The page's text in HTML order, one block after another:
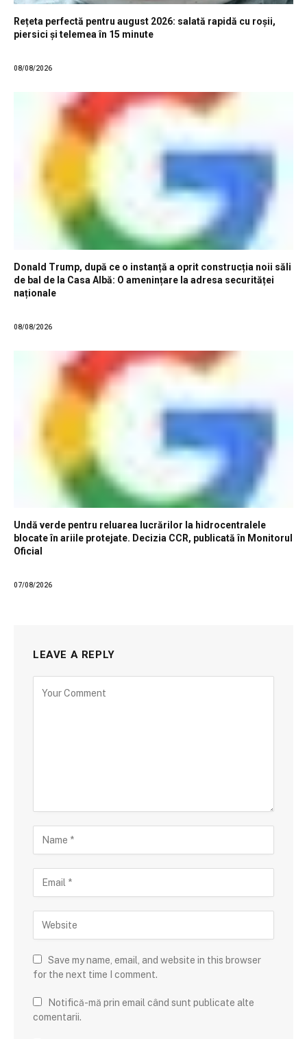
Rețeta perfectă pentru august 2026: salată rapidă cu roșii,
piersici și telemea în 15 minute
08/08/2026
Donald Trump, după ce o instanță a oprit construcția noii săli
de bal de la Casa Albă: O amenințare la adresa securităței
naționale
08/08/2026
Undă verde pentru reluarea lucrărilor la hidrocentralele
blocate în ariile protejate. Decizia CCR, publicată în Monitorul
Oficial
07/08/2026
LEAVE A REPLY
Save my name, email, and website in this browser
for the next time I comment.
Notifică-mă prin email când sunt publicate alte
comentarii.